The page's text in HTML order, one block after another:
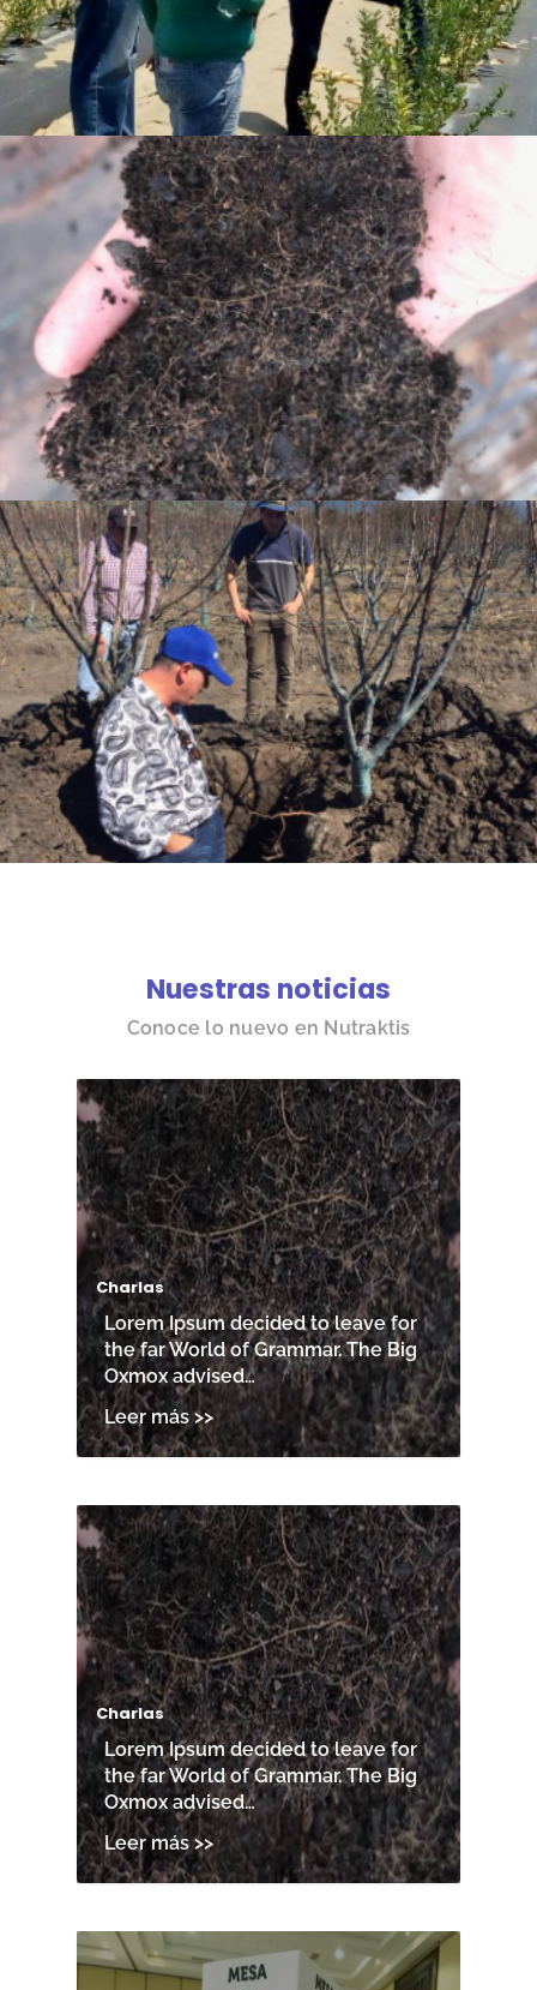
Nuestras noticias
Conoce lo nuevo en Nutraktis
Charlas
Lorem Ipsum decided to leave for
the far World of Grammar. The Big
Oxmox advised…
Charlas
Lorem Ipsum decided to leave for
the far World of Grammar. The Big
Oxmox advised…